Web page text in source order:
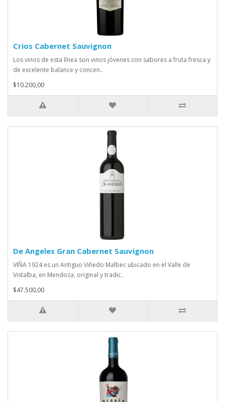
Crios Cabernet Sauvignon
Los vinos de esta línea son vinos jóvenes con sabores a fruta fresca y
de excelente balance y concen..
$10.200,00
De Angeles Gran Cabernet Sauvignon
VIÑA 1924 es un Antiguo Viñedo Malbec ubicado en el Valle de
Vistalba, en Mendoza, original y tradic..
$47.500,00